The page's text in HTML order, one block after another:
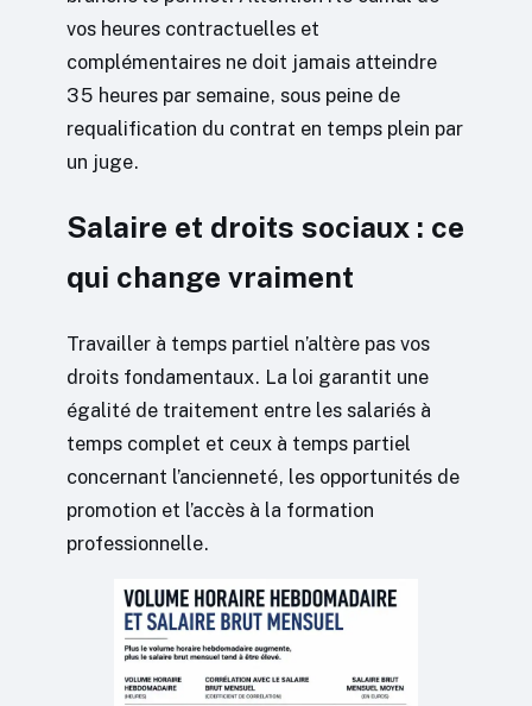
vos heures contractuelles et
complémentaires ne doit jamais atteindre
35 heures par semaine, sous peine de
requalification du contrat en temps plein par
un juge.
Salaire et droits sociaux : ce
qui change vraiment
Travailler à temps partiel n’altère pas vos
droits fondamentaux. La loi garantit une
égalité de traitement entre les salariés à
temps complet et ceux à temps partiel
concernant l’ancienneté, les opportunités de
promotion et l’accès à la formation
professionnelle.